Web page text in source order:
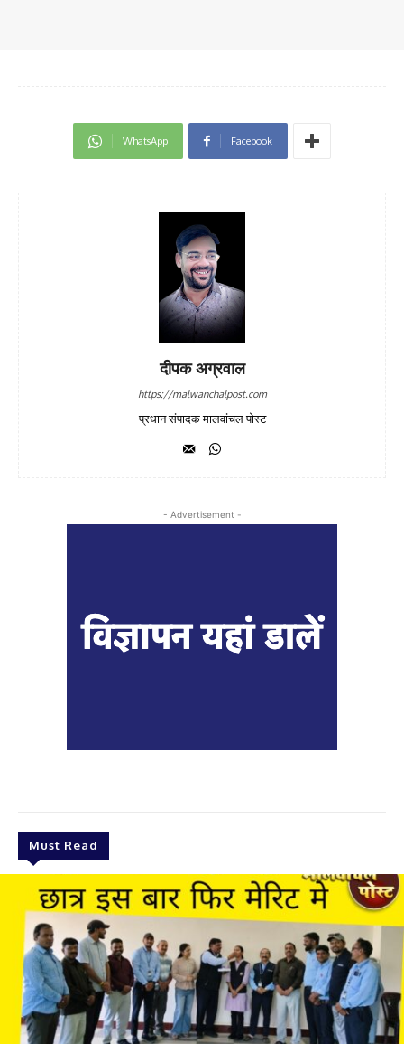
WhatsApp Facebook
दीपक अग्रवाल
https://malwanchalpost.com
प्रधान संपादक मालवांचल पोस्ट
- Advertisement -
Must Read